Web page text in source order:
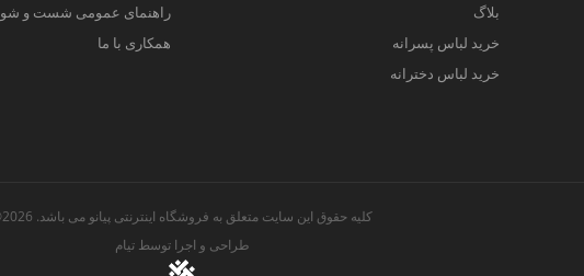
بلاگ
خرید لباس پسرانه
خرید لباس دخترانه
راهنمای عمومی شست و شو
همکاری با ما
کلیه حقوق این سایت متعلق به فروشگاه اینترنتی پیانو می باشد. 2026©
طراحی و اجرا توسطتیام